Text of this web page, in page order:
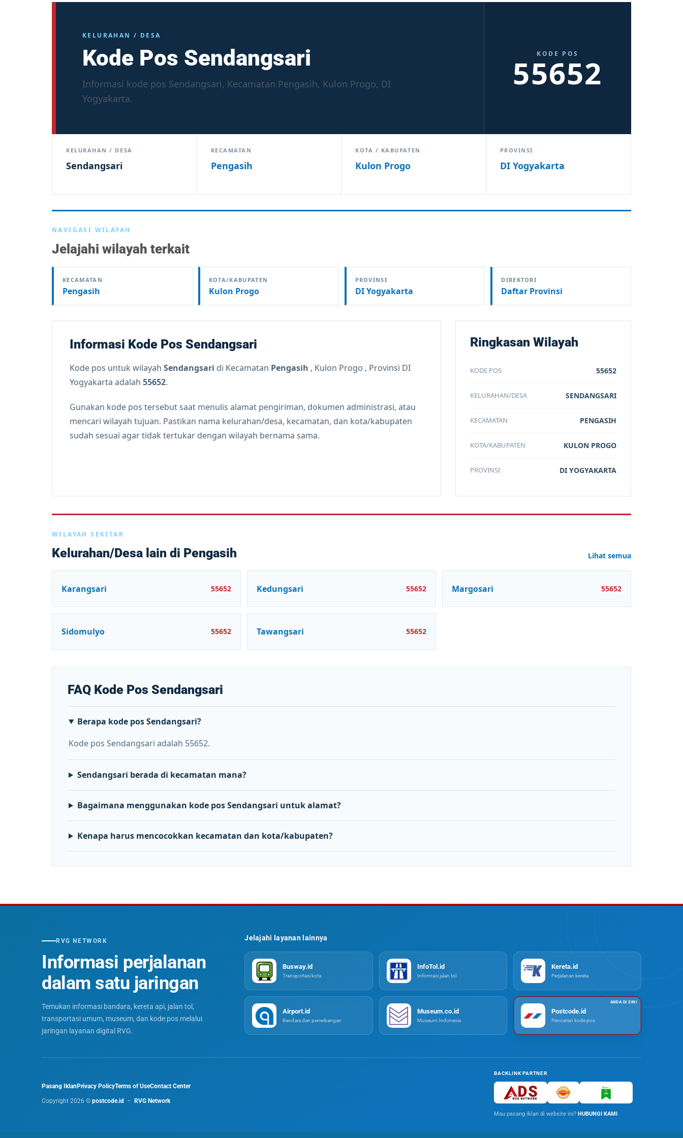
KELURAHAN / DESA
Kode Pos Sendangsari
Informasi kode pos Sendangsari, Kecamatan Pengasih, Kulon Progo, DI
Yogyakarta.
KODE POS
55652
KELURAHAN / DESA
Sendangsari
KECAMATAN
Pengasih
KOTA / KABUPATEN
Kulon Progo
PROVINSI
DI Yogyakarta
NAVIGASI WILAYAH
Jelajahi wilayah terkait
KECAMATAN
Pengasih
KOTA/KABUPATEN
Kulon Progo
PROVINSI
DI Yogyakarta
DIREKTORI
Daftar Provinsi
Informasi Kode Pos Sendangsari
Kode pos untuk wilayah Sendangsari di Kecamatan Pengasih , Kulon Progo , Provinsi DI
Yogyakarta adalah 55652.
Gunakan kode pos tersebut saat menulis alamat pengiriman, dokumen administrasi, atau
mencari wilayah tujuan. Pastikan nama kelurahan/desa, kecamatan, dan kota/kabupaten
sudah sesuai agar tidak tertukar dengan wilayah bernama sama.
Ringkasan Wilayah
KODE POS 55652
KELURAHAN/DESA SENDANGSARI
KECAMATAN PENGASIH
KOTA/KABUPATEN KULON PROGO
PROVINSI DI YOGYAKARTA
WILAYAH SEKITAR
Kelurahan/Desa lain di Pengasih Lihat semua
Karangsari 55652 Kedungsari 55652 Margosari 55652
Sidomulyo 55652 Tawangsari 55652
FAQ Kode Pos Sendangsari
Berapa kode pos Sendangsari?
Kode pos Sendangsari adalah 55652.
Sendangsari berada di kecamatan mana?
Bagaimana menggunakan kode pos Sendangsari untuk alamat?
Kenapa harus mencocokkan kecamatan dan kota/kabupaten?
RVG NETWORK
Informasi perjalanan
dalam satu jaringan
Temukan informasi bandara, kereta api, jalan tol,
transportasi umum, museum, dan kode pos melalui
jaringan layanan digital RVG.
Jelajahi layanan lainnya
Busway.id
Transportasi kota
InfoTol.id
Informasi jalan tol
Kereta.id
Perjalanan kereta
Airport.id
Bandara dan penerbangan
Museum.co.id
Museum Indonesia
Postcode.id
Pencarian kode pos
Pasang Iklan Privacy PolicyTerms of UseContact Center
Copyright 2026 © postcode.id – RVG Network
BACKLINK PARTNER
Mau pasang iklan di website ini? HUBUNGI KAMI